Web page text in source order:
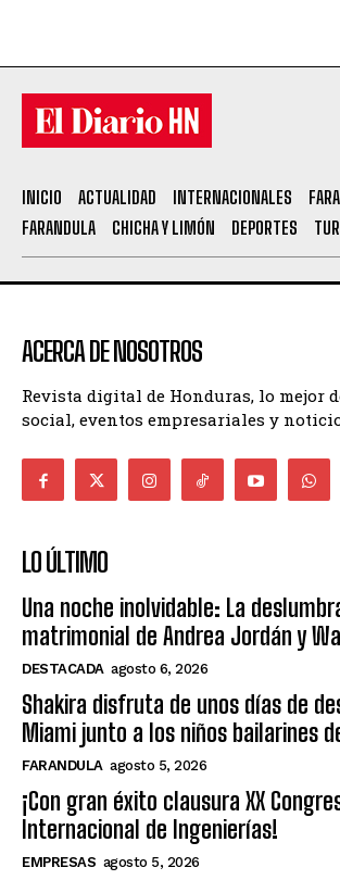
INICIO ACTUALIDAD INTERNACIONALES
FARANDULA
CHICHA Y LIMÓN DEPORTES
ACERCA DE NOSOTROS
Revista digital de Honduras, lo mejor
social, eventos empresariales y
LO ÚLTIMO
Una noche inolvidable: La
matrimonial de Andrea Jordán y
DESTACADA agosto 6, 2026
Shakira disfruta de unos días de
Miami junto a los niños bailarines
FARANDULA agosto 5, 2026
¡Con gran éxito clausura XX
Internacional de Ingenierías!
EMPRESAS agosto 5, 2026